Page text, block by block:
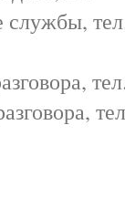
службы,